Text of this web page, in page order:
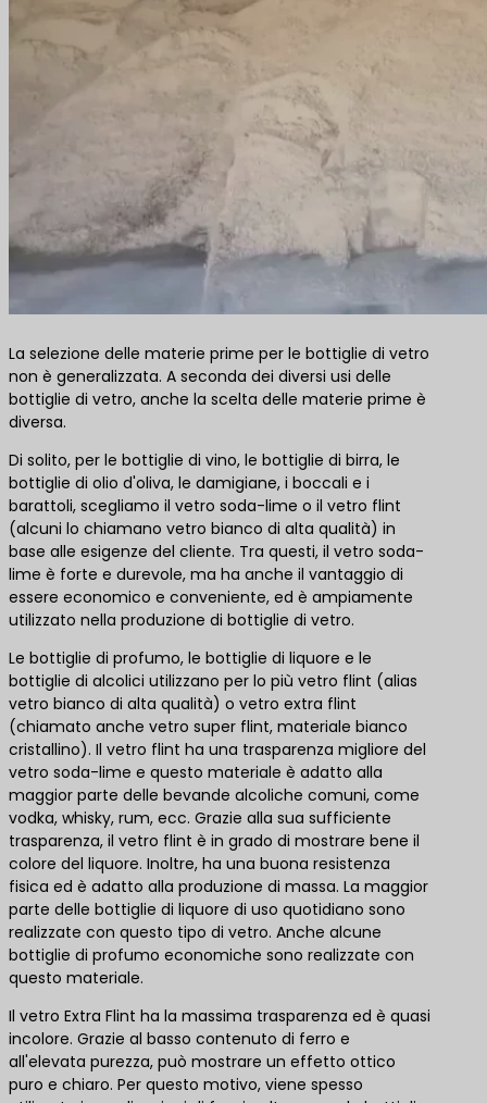
La selezione delle materie prime per le bottiglie di vetro
non è generalizzata. A seconda dei diversi usi delle
bottiglie di vetro, anche la scelta delle materie prime è
diversa.
Di solito, per le bottiglie di vino, le bottiglie di birra, le
bottiglie di olio d'oliva, le damigiane, i boccali e i
barattoli, scegliamo il vetro soda-lime o il vetro flint
(alcuni lo chiamano vetro bianco di alta qualità) in
base alle esigenze del cliente. Tra questi, il vetro soda-
lime è forte e durevole, ma ha anche il vantaggio di
essere economico e conveniente, ed è ampiamente
utilizzato nella produzione di bottiglie di vetro.
Le bottiglie di profumo, le bottiglie di liquore e le
bottiglie di alcolici utilizzano per lo più vetro flint (alias
vetro bianco di alta qualità) o vetro extra flint
(chiamato anche vetro super flint, materiale bianco
cristallino). Il vetro flint ha una trasparenza migliore del
vetro soda-lime e questo materiale è adatto alla
maggior parte delle bevande alcoliche comuni, come
vodka, whisky, rum, ecc. Grazie alla sua sufficiente
trasparenza, il vetro flint è in grado di mostrare bene il
colore del liquore. Inoltre, ha una buona resistenza
fisica ed è adatto alla produzione di massa. La maggior
parte delle bottiglie di liquore di uso quotidiano sono
realizzate con questo tipo di vetro. Anche alcune
bottiglie di profumo economiche sono realizzate con
questo materiale.
Il vetro Extra Flint ha la massima trasparenza ed è quasi
incolore. Grazie al basso contenuto di ferro e
all'elevata purezza, può mostrare un effetto ottico
puro e chiaro. Per questo motivo, viene spesso